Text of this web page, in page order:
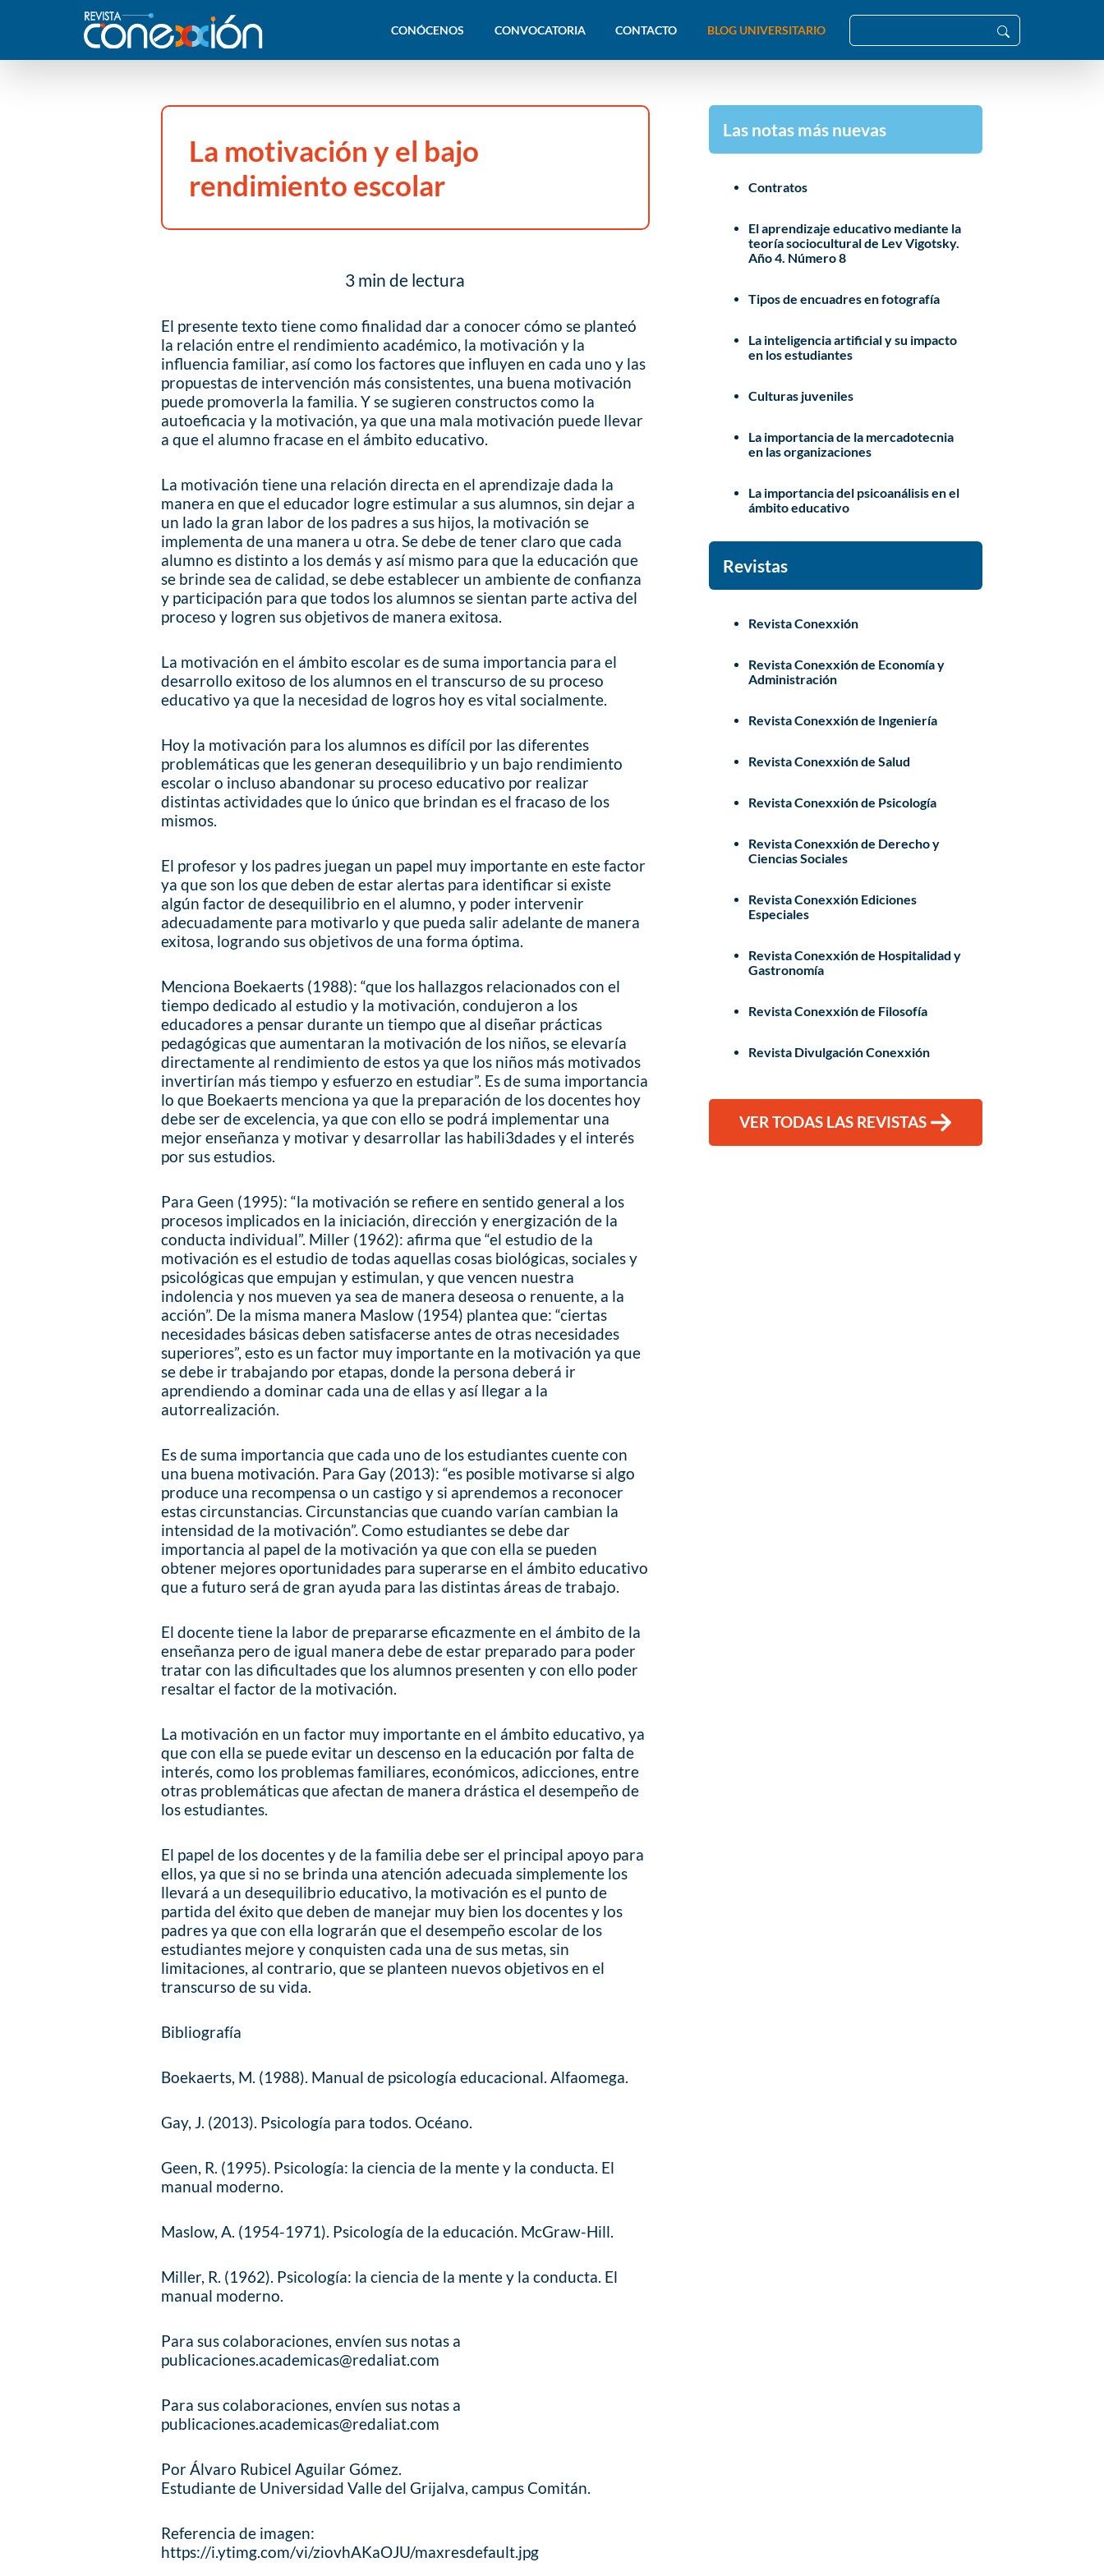
CONÓCENOS CONVOCATORIA CONTACTO BLOG UNIVERSITARIO
La motivación y el bajo
rendimiento escolar
3 min de lectura
El presente texto tiene como finalidad dar a conocer cómo se planteó
la relación entre el rendimiento académico, la motivación y la
influencia familiar, así como los factores que influyen en cada uno y las
propuestas de intervención más consistentes, una buena motivación
puede promoverla la familia. Y se sugieren constructos como la
autoeficacia y la motivación, ya que una mala motivación puede llevar
a que el alumno fracase en el ámbito educativo.
La motivación tiene una relación directa en el aprendizaje dada la
manera en que el educador logre estimular a sus alumnos, sin dejar a
un lado la gran labor de los padres a sus hijos, la motivación se
implementa de una manera u otra. Se debe de tener claro que cada
alumno es distinto a los demás y así mismo para que la educación que
se brinde sea de calidad, se debe establecer un ambiente de confianza
y participación para que todos los alumnos se sientan parte activa del
proceso y logren sus objetivos de manera exitosa.
La motivación en el ámbito escolar es de suma importancia para el
desarrollo exitoso de los alumnos en el transcurso de su proceso
educativo ya que la necesidad de logros hoy es vital socialmente.
Hoy la motivación para los alumnos es difícil por las diferentes
problemáticas que les generan desequilibrio y un bajo rendimiento
escolar o incluso abandonar su proceso educativo por realizar
distintas actividades que lo único que brindan es el fracaso de los
mismos.
El profesor y los padres juegan un papel muy importante en este factor
ya que son los que deben de estar alertas para identificar si existe
algún factor de desequilibrio en el alumno, y poder intervenir
adecuadamente para motivarlo y que pueda salir adelante de manera
exitosa, logrando sus objetivos de una forma óptima.
Menciona Boekaerts (1988): “que los hallazgos relacionados con el
tiempo dedicado al estudio y la motivación, condujeron a los
educadores a pensar durante un tiempo que al diseñar prácticas
pedagógicas que aumentaran la motivación de los niños, se elevaría
directamente al rendimiento de estos ya que los niños más motivados
invertirían más tiempo y esfuerzo en estudiar”. Es de suma importancia
lo que Boekaerts menciona ya que la preparación de los docentes hoy
debe ser de excelencia, ya que con ello se podrá implementar una
mejor enseñanza y motivar y desarrollar las habili3dades y el interés
por sus estudios.
Para Geen (1995): “la motivación se refiere en sentido general a los
procesos implicados en la iniciación, dirección y energización de la
conducta individual”. Miller (1962): afirma que “el estudio de la
motivación es el estudio de todas aquellas cosas biológicas, sociales y
psicológicas que empujan y estimulan, y que vencen nuestra
indolencia y nos mueven ya sea de manera deseosa o renuente, a la
acción”. De la misma manera Maslow (1954) plantea que: “ciertas
necesidades básicas deben satisfacerse antes de otras necesidades
superiores”, esto es un factor muy importante en la motivación ya que
se debe ir trabajando por etapas, donde la persona deberá ir
aprendiendo a dominar cada una de ellas y así llegar a la
autorrealización.
Es de suma importancia que cada uno de los estudiantes cuente con
una buena motivación. Para Gay (2013): “es posible motivarse si algo
produce una recompensa o un castigo y si aprendemos a reconocer
estas circunstancias. Circunstancias que cuando varían cambian la
intensidad de la motivación”. Como estudiantes se debe dar
importancia al papel de la motivación ya que con ella se pueden
obtener mejores oportunidades para superarse en el ámbito educativo
que a futuro será de gran ayuda para las distintas áreas de trabajo.
El docente tiene la labor de prepararse eficazmente en el ámbito de la
enseñanza pero de igual manera debe de estar preparado para poder
tratar con las dificultades que los alumnos presenten y con ello poder
resaltar el factor de la motivación.
La motivación en un factor muy importante en el ámbito educativo, ya
que con ella se puede evitar un descenso en la educación por falta de
interés, como los problemas familiares, económicos, adicciones, entre
otras problemáticas que afectan de manera drástica el desempeño de
los estudiantes.
El papel de los docentes y de la familia debe ser el principal apoyo para
ellos, ya que si no se brinda una atención adecuada simplemente los
llevará a un desequilibrio educativo, la motivación es el punto de
partida del éxito que deben de manejar muy bien los docentes y los
padres ya que con ella lograrán que el desempeño escolar de los
estudiantes mejore y conquisten cada una de sus metas, sin
limitaciones, al contrario, que se planteen nuevos objetivos en el
transcurso de su vida.
Bibliografía
Boekaerts, M. (1988). Manual de psicología educacional. Alfaomega.
Gay, J. (2013). Psicología para todos. Océano.
Geen, R. (1995). Psicología: la ciencia de la mente y la conducta. El
manual moderno.
Maslow, A. (1954-1971). Psicología de la educación. McGraw-Hill.
Miller, R. (1962). Psicología: la ciencia de la mente y la conducta. El
manual moderno.
Para sus colaboraciones, envíen sus notas a
publicaciones.academicas@redaliat.com
Para sus colaboraciones, envíen sus notas a
publicaciones.academicas@redaliat.com
Por Álvaro Rubicel Aguilar Gómez.
Estudiante de Universidad Valle del Grijalva, campus Comitán.
Referencia de imagen:
https://i.ytimg.com/vi/ziovhAKaOJU/maxresdefault.jpg
Las notas más nuevas
Contratos
El aprendizaje educativo mediante la
teoría sociocultural de Lev Vigotsky.
Año 4. Número 8
Tipos de encuadres en fotografía
La inteligencia artificial y su impacto
en los estudiantes
Culturas juveniles
La importancia de la mercadotecnia
en las organizaciones
La importancia del psicoanálisis en el
ámbito educativo
Revistas
Revista Conexxión
Revista Conexxión de Economía y
Administración
Revista Conexxión de Ingeniería
Revista Conexxión de Salud
Revista Conexxión de Psicología
Revista Conexxión de Derecho y
Ciencias Sociales
Revista Conexxión Ediciones
Especiales
Revista Conexxión de Hospitalidad y
Gastronomía
Revista Conexxión de Filosofía
Revista Divulgación Conexxión
VER TODAS LAS REVISTAS